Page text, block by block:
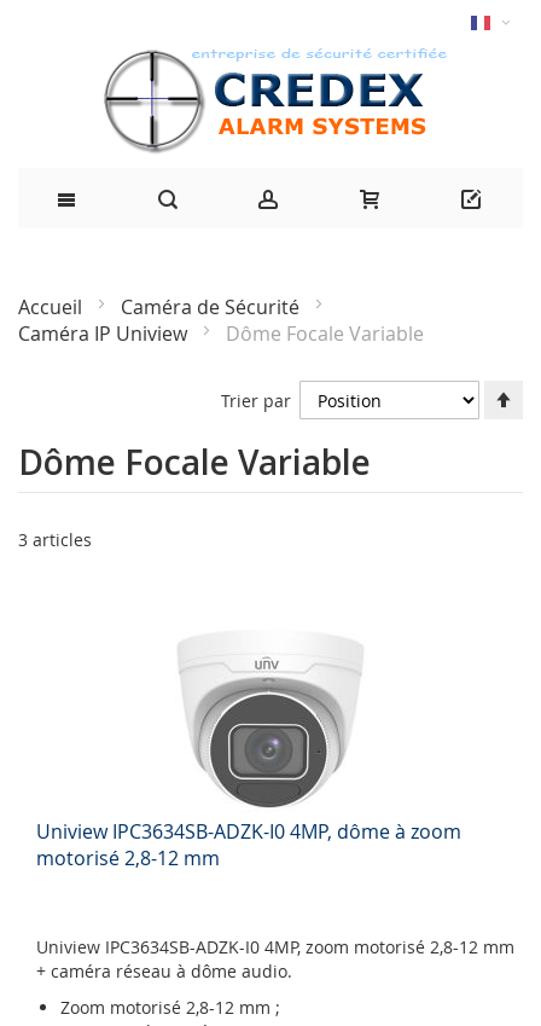
Accueil
Caméra de Sécurité
Caméra IP Uniview
Dôme Focale Variable
Dôme Focale Variable
3 articles
Trier par
Uniview IPC3634SB-ADZK-I0 4MP, dôme à zoom
motorisé 2,8-12 mm
Uniview IPC3634SB-ADZK-I0 4MP, zoom motorisé 2,8-12 mm
+ caméra réseau à dôme audio.
Zoom motorisé 2,8-12 mm ;